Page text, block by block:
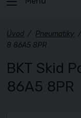
Úvod / Pneumatiky /
8 86A5 8PR
BKT Skid
86A5 8PR